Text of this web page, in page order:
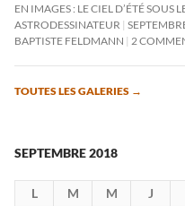
EN IMAGES : LE CIEL D’ÉTÉ SOUS
ASTRODESSINATEUR
BAPTISTE FELDMANN
2
TOUTES LES GALERIES →
SEPTEMBRE 2018
L M M J